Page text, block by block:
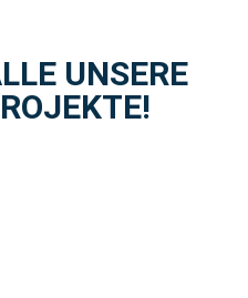
UNSERE